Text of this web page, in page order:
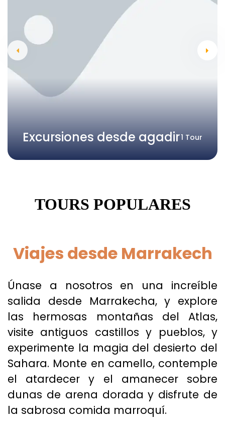
Excursiones desde agadir1 Tour
TOURS POPULARES
Viajes desde Marrakech
Únase a nosotros en una increíble
salida desde Marrakecha, y explore
las hermosas montañas del Atlas,
visite antiguos castillos y pueblos, y
experimente la magia del desierto del
Sahara. Monte en camello, contemple
el atardecer y el amanecer sobre
dunas de arena dorada y disfrute de
la sabrosa comida marroquí.